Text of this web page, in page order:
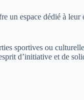
un espace dédié à leur
sportives ou
d’initiative et de